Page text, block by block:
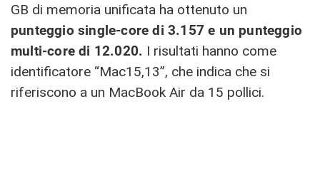
GB di memoria unificata ha ottenuto un
punteggio single-core di 3.157 e un punteggio
multi-core di 12.020. I risultati hanno come
identificatore “Mac15,13”, che indica che si
riferiscono a un MacBook Air da 15 pollici.